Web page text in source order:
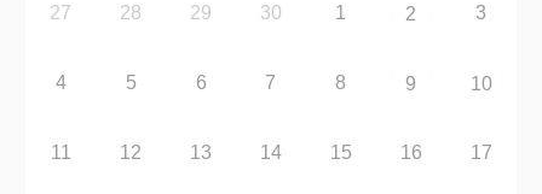
27 28 29 30 1 2 3
4 5 6 7 8 9 10
11 12 13 14 15 16 17